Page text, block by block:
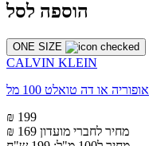
הוספה לסל
ONE SIZE
CALVIN KLEIN
אופוריה או דה טואלט 100 מל
₪ 199
₪ 169 מחיר לחברי מועדון